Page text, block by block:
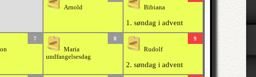
Arnold Bibiana
1. søndag i advent
7 8
Maria
undfangelsesdag
9
Rudolf
2. søndag i advent